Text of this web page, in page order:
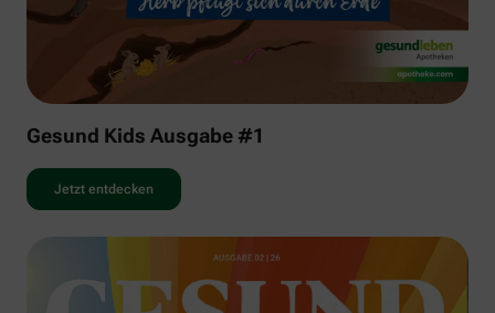
Gesund Kids Ausgabe #1
Jetzt entdecken